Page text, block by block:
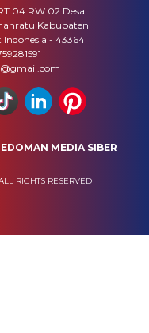
04 RW 02 Desa
Kabupaten
- 43364
MEDIA SIBER
RIGHTS RESERVED